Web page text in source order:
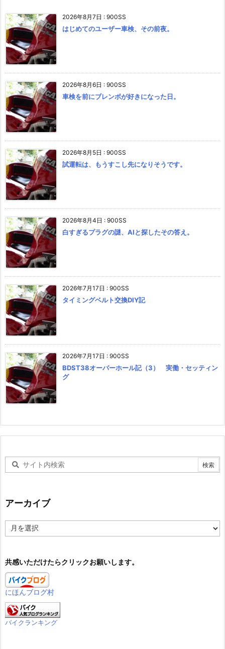
2026年8月7日 : 900SS
はじめてのユーザー車検、その前夜。
2026年8月6日 : 900SS
車検を前にブレンボが好きになった日。
2026年8月5日 : 900SS
試運転は、もうすこし先になりそうです。
2026年8月4日 : 900SS
白すぎるプラグの謎、AIと探したその答え。
2026年7月17日 : 900SS
タイミングベルト交換DIY記
2026年7月17日 : 900SS
BDST38オーバーホール記（3） 実働・セッティン
グ
アーカイブ
ー
ブ
共感いただけたらクリックお願いします。
にほんブログ村
バイクランキング